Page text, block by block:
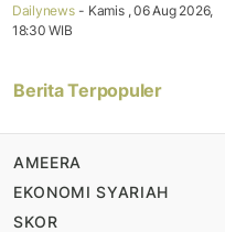
Dailynews - Kamis , 06 Aug 2026,
18:30 WIB
Berita Terpopuler
AMEERA
EKONOMI SYARIAH
SKOR